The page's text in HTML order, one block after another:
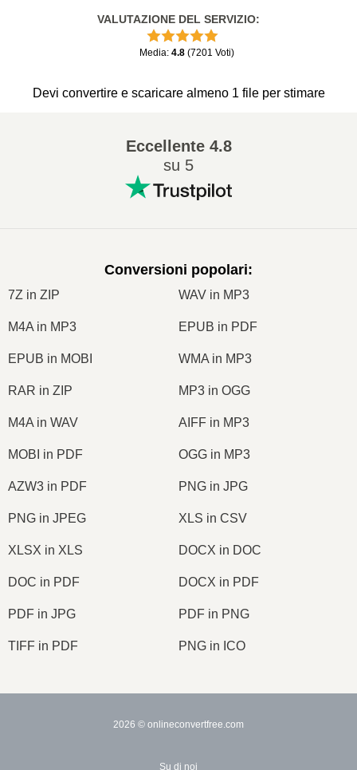
VALUTAZIONE DEL SERVIZIO:
Media: 4.8 (7201 Voti)
Devi convertire e scaricare almeno 1 file per stimare
Eccellente4.8
su 5
Conversioni popolari:
7Z in ZIP WAV in MP3
M4A in MP3 EPUB in PDF
EPUB in MOBI WMA in MP3
RAR in ZIP MP3 in OGG
M4A in WAV AIFF in MP3
MOBI in PDF OGG in MP3
AZW3 in PDF PNG in JPG
PNG in JPEG XLS in CSV
XLSX in XLS DOCX in DOC
DOC in PDF DOCX in PDF
PDF in JPG PDF in PNG
TIFF in PDF PNG in ICO
2026 © onlineconvertfree.com
Su di noi